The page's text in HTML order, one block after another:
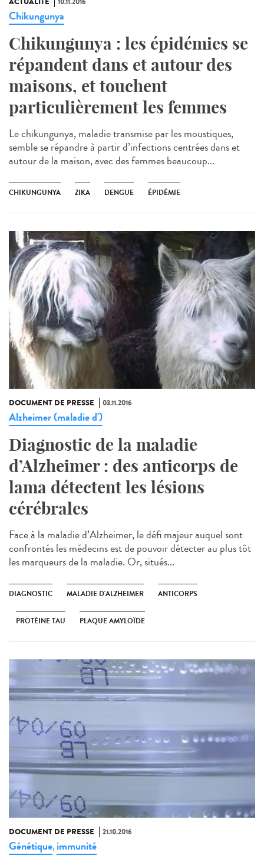
Chikungunya
Chikungunya : les épidémies se
répandent dans et autour des
maisons, et touchent
particulièrement les femmes
Le chikungunya, maladie transmise par les moustiques,
semble se répandre à partir d’infections centrées dans et
autour de la maison, avec des femmes beaucoup...
CHIKUNGUNYA ZIKA DENGUE ÉPIDÉMIE
DOCUMENT DE PRESSE 03.11.2016
Alzheimer (maladie d')
Diagnostic de la maladie
d’Alzheimer : des anticorps de
lama détectent les lésions
cérébrales
Face à la maladie d’Alzheimer, le défi majeur auquel sont
confrontés les médecins est de pouvoir détecter au plus tôt
les marqueurs de la maladie. Or, situés...
DIAGNOSTIC MALADIE D'ALZHEIMER ANTICORPS
PROTÉINE TAU PLAQUE AMYLOÏDE
DOCUMENT DE PRESSE 21.10.2016
Génétique, immunité